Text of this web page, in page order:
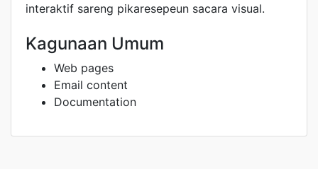
interaktif sareng pikaresepeun sacara visual.
Kagunaan Umum
Web pages
Email content
Documentation